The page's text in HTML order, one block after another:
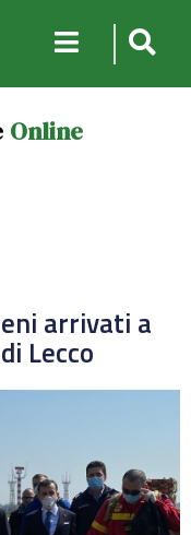
Online
arrivati a
Lecco